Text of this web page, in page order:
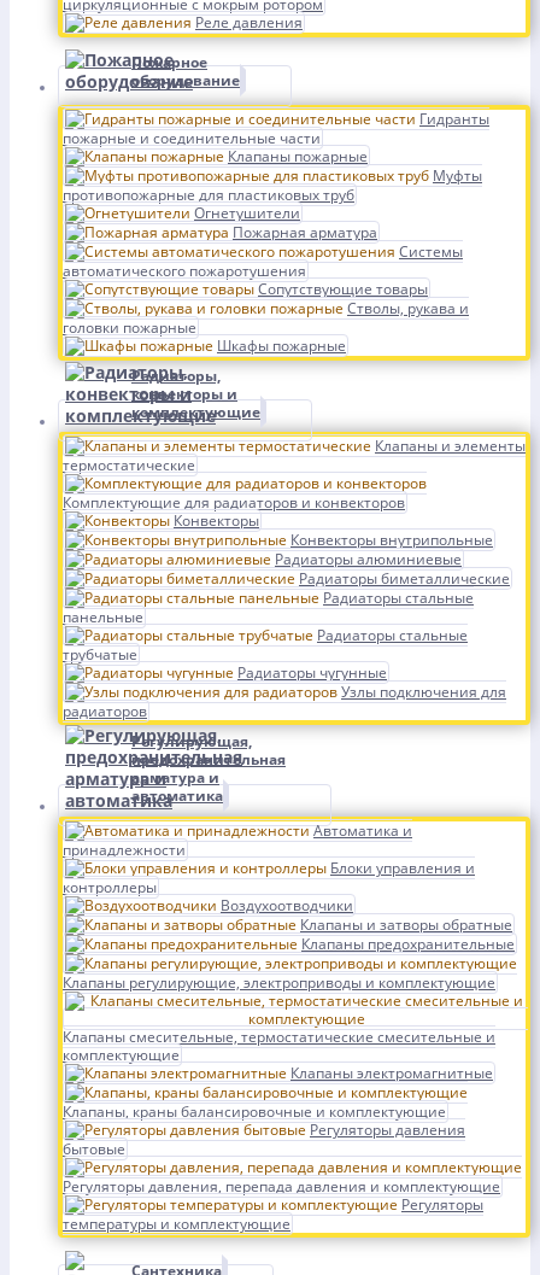
циркуляционные с мокрым ротором
Реле давления
Пожарное
оборудование
Гидранты
пожарные и соединительные части
Клапаны пожарные
Муфты
противопожарные для пластиковых труб
Огнетушители
Пожарная арматура
Системы
автоматического пожаротушения
Сопутствующие товары
Стволы, рукава и
головки пожарные
Шкафы пожарные
Радиаторы,
конвекторы и
комплектующие
Клапаны и элементы
термостатические
Комплектующие для радиаторов и конвекторов
Конвекторы
Конвекторы внутрипольные
Радиаторы алюминиевые
Радиаторы биметаллические
Радиаторы стальные
панельные
Радиаторы стальные
трубчатые
Радиаторы чугунные
Узлы подключения для
радиаторов
Регулирующая,
предохранительная
арматура и
автоматика
Автоматика и
принадлежности
Блоки управления и
контроллеры
Воздухоотводчики
Клапаны и затворы обратные
Клапаны предохранительные
Клапаны регулирующие, электроприводы и комплектующие
Клапаны смесительные, термостатические смесительные и
комплектующие
Клапаны электромагнитные
Клапаны, краны балансировочные и комплектующие
Регуляторы давления
бытовые
Регуляторы давления, перепада давления и комплектующие
Регуляторы
температуры и комплектующие
Сантехника